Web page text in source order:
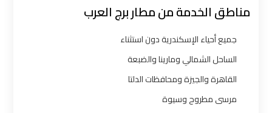
مناطق الخدمة من مطار برج العرب
جميع أحياء الإسكندرية دون استثناء
الساحل الشمالي ومارينا والضبعة
القاهرة والجيزة ومحافظات الدلتا
مرسى مطروح وسيوةالاسكندرية